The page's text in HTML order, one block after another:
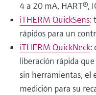
4 a 20 mA, HART®,
iTHERM QuickSens:
rápidos para un
iTHERM QuickNeck:
liberación rápida
sin herramientas, el
medición para su